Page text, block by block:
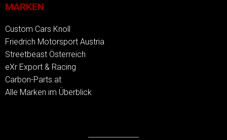
MARKEN
Custom Cars Knoll
Friedrich Motorsport Austria
Streetbeast Österreich
eXr Export & Racing
Carbon-Parts.at
Alle Marken im Überblick